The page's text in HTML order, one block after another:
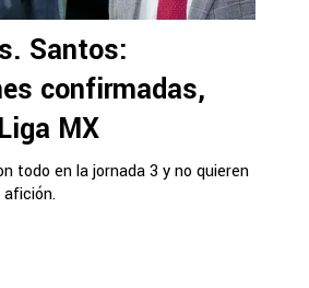
Santos:
confirmadas,
MX
todo en la jornada 3 y no quieren
afición.